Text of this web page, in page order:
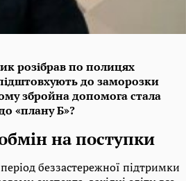
розібрав по полицях
до заморозки
збройна допомога стала
«плану Б»?
на поступки
беззастережної підтримки